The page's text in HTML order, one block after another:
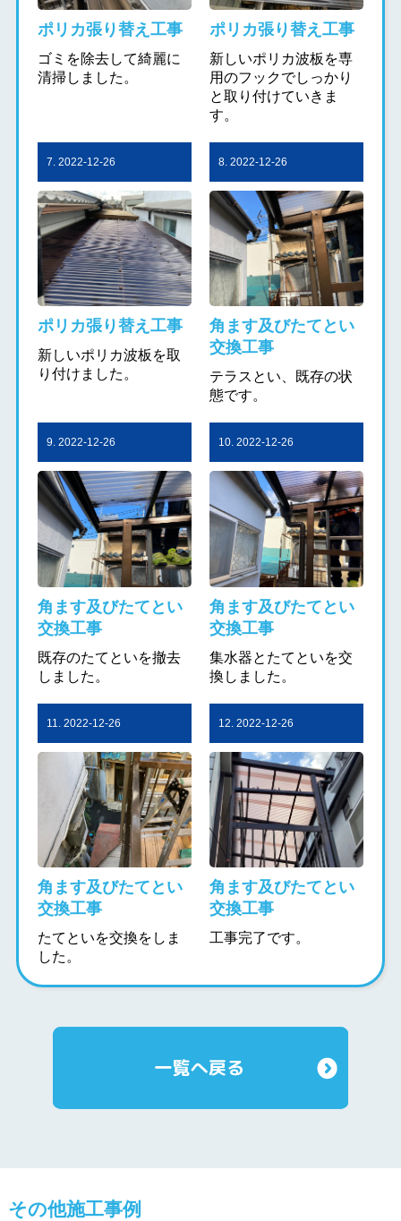
ポリカ張り替え工事
ゴミを除去して綺麗に
清掃しました。
ポリカ張り替え工事
新しいポリカ波板を専
用のフックでしっかり
と取り付けていきま
す。
7. 2022-12-26
ポリカ張り替え工事
新しいポリカ波板を取
り付けました。
8. 2022-12-26
角ます及びたてとい
交換工事
テラスとい、既存の状
態です。
9. 2022-12-26
角ます及びたてとい
交換工事
既存のたてといを撤去
しました。
10. 2022-12-26
角ます及びたてとい
交換工事
集水器とたてといを交
換しました。
11. 2022-12-26
角ます及びたてとい
交換工事
たてといを交換をしま
した。
12. 2022-12-26
角ます及びたてとい
交換工事
工事完了です。
その他施工事例